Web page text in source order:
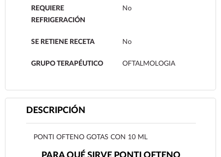
REQUIERE
REFRIGERACIÓN
No
SE RETIENE RECETA No
GRUPO TERAPÉUTICO OFTALMOLOGIA
DESCRIPCIÓN
PONTI OFTENO GOTAS CON 10 ML